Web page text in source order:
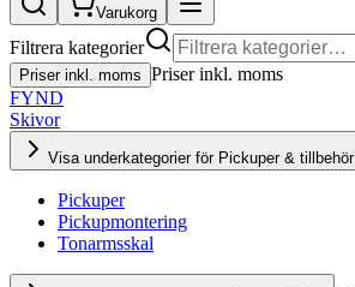
Varukorg
Filtrera kategorier
Priser inkl. moms Priser inkl. moms
FYND
Skivor
Visa underkategorier för Pickuper & tillbehör
Pickuper
Pickupmontering
Tonarmsskal